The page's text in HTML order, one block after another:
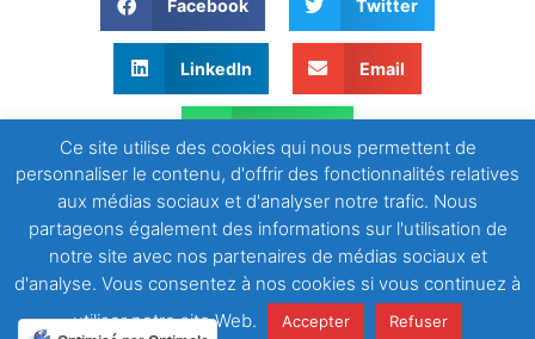
Facebook Twitter
LinkedIn Email
Ce site utilise des cookies qui nous permettent de
personnaliser le contenu, d'offrir des fonctionnalités relatives
aux médias sociaux et d'analyser notre trafic. Nous
partageons également des informations sur l'utilisation de
notre site avec nos partenaires de médias sociaux et
d'analyse. Vous consentez à nos cookies si vous continuez à
utiliser notre site Web.
Accepter Refuser